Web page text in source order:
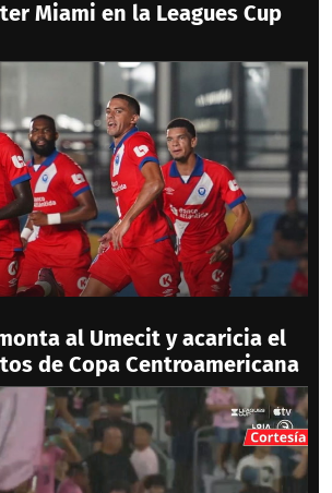
Miami en la Leagues Cup
al Umecit y acaricia el
de Copa Centroamericana